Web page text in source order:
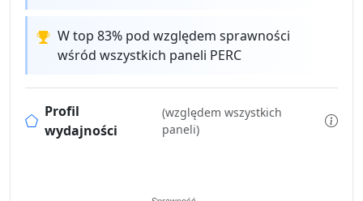
W top 83% pod względem sprawności
wśród wszystkich paneli PERC
Profil
wydajności
(względem wszystkich
paneli)